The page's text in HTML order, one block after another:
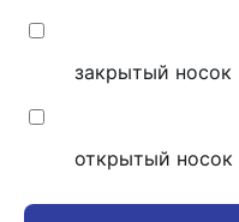
закрытый носок
открытый носок